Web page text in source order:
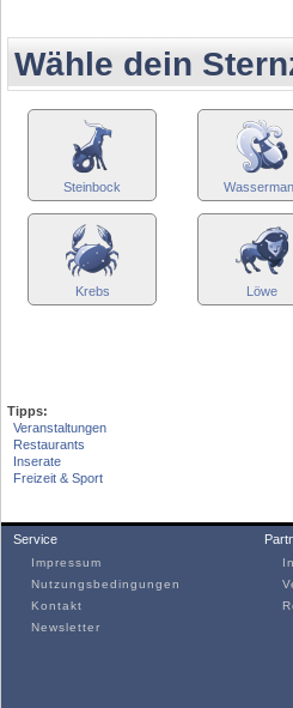
Wähle dein
Steinbock
Krebs Löwe
Tipps:
Veranstaltungen
Restaurants
Inserate
Freizeit & Sport
Service
Impressum
Nutzungsbedingungen
Kontakt
Newsletter